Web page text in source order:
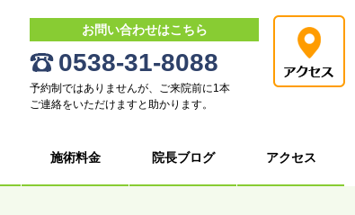
お問い合わせはこちら
0538-31-8088
予約制ではありませんが、ご来院前に1本
ご連絡をいただけますと助かります。
施術料金 院長ブログ アクセス